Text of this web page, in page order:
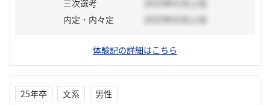
三次選考
2025年01月上旬
内定・内々定
2025年02月上旬
体験記の詳細はこちら
25年卒 文系
男性